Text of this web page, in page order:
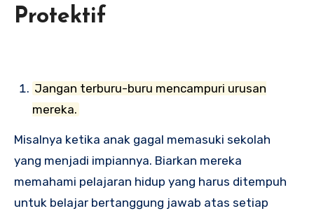
Protektif
Jangan terburu-buru mencampuri urusan
mereka.
Misalnya ketika anak gagal memasuki sekolah
yang menjadi impiannya. Biarkan mereka
memahami pelajaran hidup yang harus ditempuh
untuk belajar bertanggung jawab atas setiap